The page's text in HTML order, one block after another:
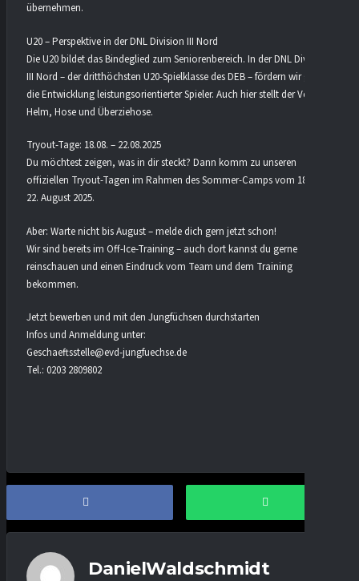
übernehmen.
U20 – Perspektive in der DNL Division III Nord
Die U20 bildet das Bindeglied zum Seniorenbereich. In der DNL Division
III Nord – der dritthöchsten U20-Spielklasse des DEB – fördern wir gezielt
die Entwicklung leistungsorientierter Spieler. Auch hier stellt der Verein
Helm, Hose und Überziehose.
Tryout-Tage: 18.08. – 22.08.2025
Du möchtest zeigen, was in dir steckt? Dann komm zu unseren
offiziellen Tryout-Tagen im Rahmen des Sommer-Camps vom 18. bis
22. August 2025.
Aber: Warte nicht bis August – melde dich gern jetzt schon!
Wir sind bereits im Off-Ice-Training – auch dort kannst du gerne
reinschauen und einen Eindruck vom Team und dem Training
bekommen.
Jetzt bewerben und mit den Jungfüchsen durchstarten
Infos und Anmeldung unter:
Geschaeftsstelle@evd-jungfuechse.de
Tel.: 0203 2809802
DanielWaldschmidt